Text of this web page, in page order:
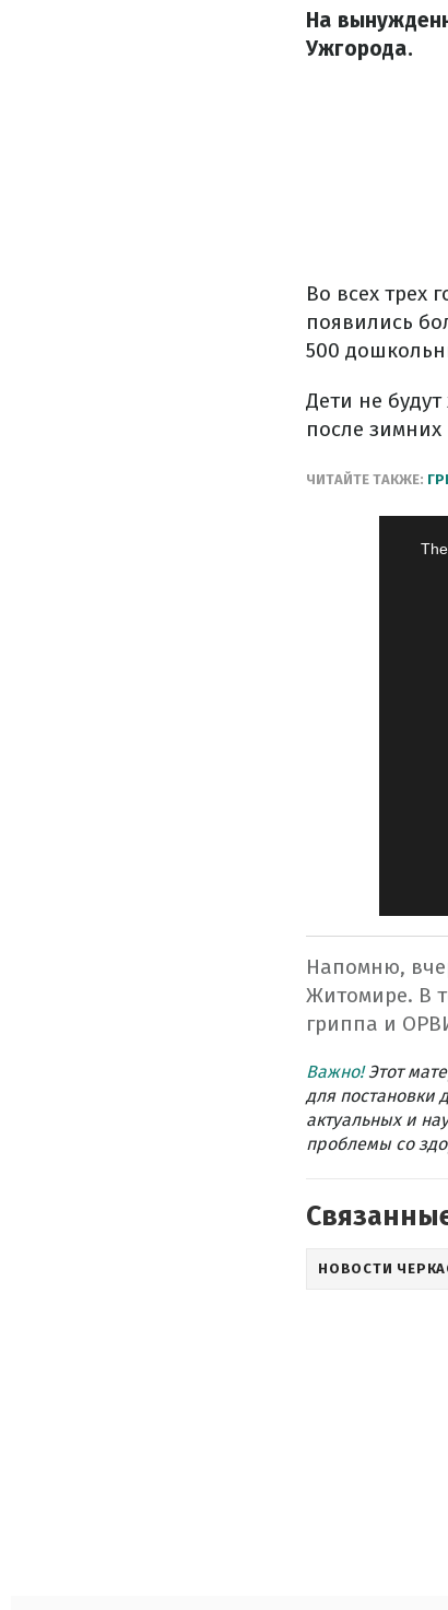
На
Ужгорода.
Во всех трех
появились
500
Дети не
после зимних
ЧИТАЙТЕ ТАКЖЕ:
Напомню,
Житомире. В
гриппа и
Важно!Этот
для постановки
актуальных и
проблемы со
НОВОСТИ